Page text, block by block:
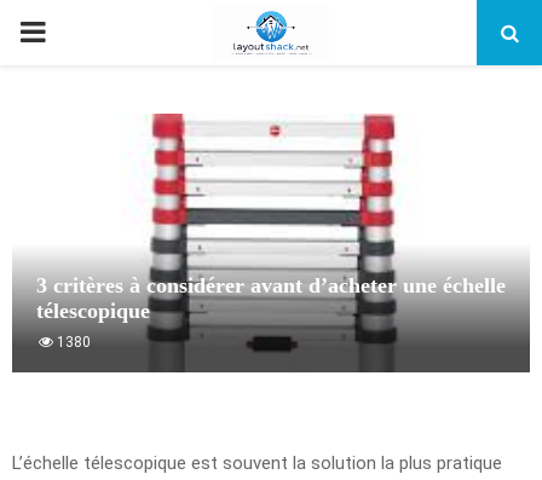
PRIMARY
3 critères à considérer avant d’acheter une échelle
télescopique
1380
L’échelle télescopique est souvent la solution la plus pratique